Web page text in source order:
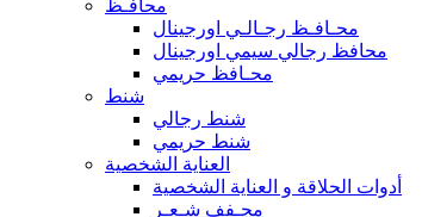
محافـظ
محـافـظ رجـالـي اورجينال
محافظ رجالي سيمي اورجينال
محـافظ حريمي
شنط
شنط رجالي
شنط حريمي
العناية الشخصية
أدوات الحلاقة و العناية الشخصية
مجـفف شـعـر